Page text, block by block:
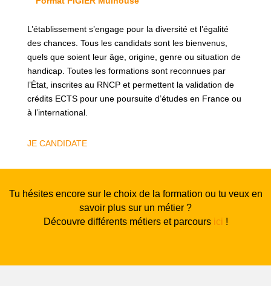
L’établissement s’engage pour la diversité et l’égalité
des chances. Tous les candidats sont les bienvenus,
quels que soient leur âge, origine, genre ou situation de
handicap. Toutes les formations sont reconnues par
l’État, inscrites au RNCP et permettent la validation de
crédits ECTS pour une poursuite d’études en France ou
à l’international.
JE CANDIDATE
Tu hésites encore sur le choix de la formation ou tu veux en
savoir plus sur un métier ?
Découvre différents métiers et parcours ici !